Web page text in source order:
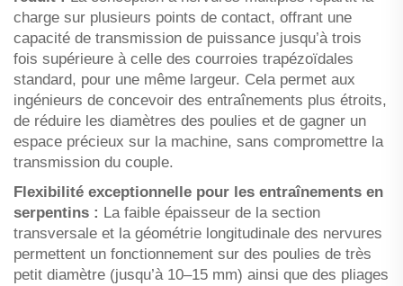
charge sur plusieurs points de contact, offrant une
capacité de transmission de puissance jusqu’à trois
fois supérieure à celle des courroies trapézoïdales
standard, pour une même largeur. Cela permet aux
ingénieurs de concevoir des entraînements plus étroits,
de réduire les diamètres des poulies et de gagner un
espace précieux sur la machine, sans compromettre la
transmission du couple.
Flexibilité exceptionnelle pour les entraînements en
serpentins : La faible épaisseur de la section
transversale et la géométrie longitudinale des nervures
permettent un fonctionnement sur des poulies de très
petit diamètre (jusqu’à 10–15 mm) ainsi que des pliages